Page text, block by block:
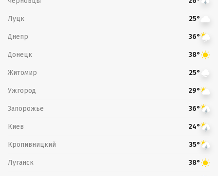
Луцк 25°
Днепр 36°
Донецк 38°
Житомир 25°
Ужгород 29°
Запорожье 36°
Киев 24°
Кропивницкий 35°
Луганск 38°